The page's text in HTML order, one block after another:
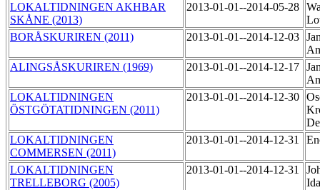
LOKALTIDNINGEN AKHBAR
SKÅNE (2013)
2013-01-01--2014-05-28
BORÅSKURIREN (2011)
2013-01-01--2014-12-03
ALINGSÅSKURIREN (1969)
2013-01-01--2014-12-17
LOKALTIDNINGEN
ÖSTGÖTATIDNINGEN (2011)
2013-01-01--2014-12-30
LOKALTIDNINGEN
COMMERSEN (2011)
2013-01-01--2014-12-31
LOKALTIDNINGEN
TRELLEBORG (2005)
2013-01-01--2014-12-31